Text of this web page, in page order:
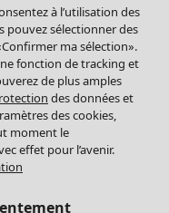
à l’utilisation des
pouvez sélectionner des
ma sélection».
fonction de tracking et
de plus amples
des données et
des cookies,
moment le
effet pour l’avenir.